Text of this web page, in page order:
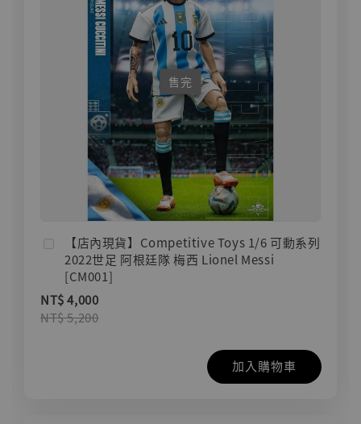
售完
【店內現貨】Competitive Toys 1/6 可動系列
2022世足 阿根廷隊 梅西 Lionel Messi
[CM001]
NT$ 4,000
NT$ 5,200
加入購物車